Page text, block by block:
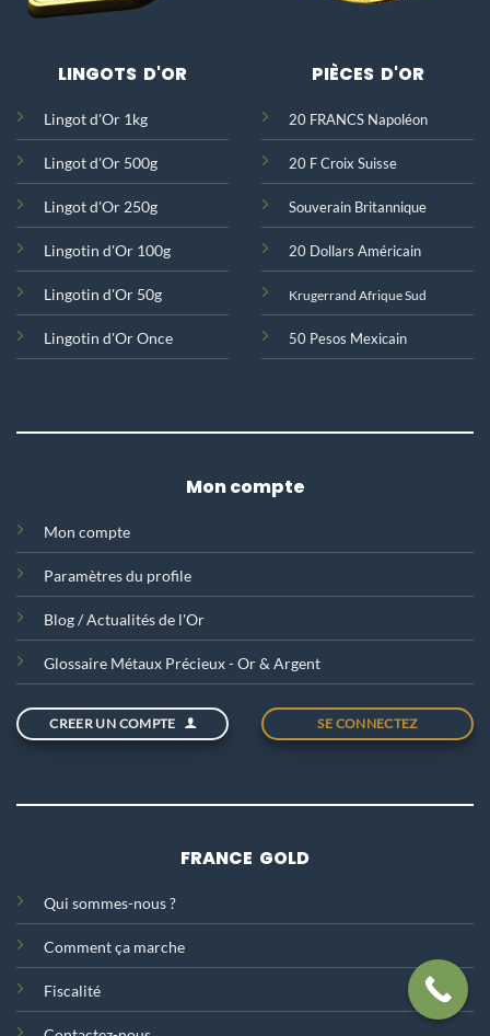
LINGOTS D'OR
Lingot d'Or 1kg
Lingot d'Or 500g
Lingot d'Or 250g
Lingotin d'Or 100g
Lingotin d'Or 50g
Lingotin d'Or Once
PIÈCES D'OR
20 FRANCS Napoléon
20 F Croix Suisse
Souverain Britannique
20 Dollars Américain
Krugerrand Afrique Sud
50 Pesos Mexicain
Mon compte
Mon compte
Paramètres du profile
Blog / Actualités de l'Or
Glossaire Métaux Précieux - Or & Argent
CREER UN COMPTE SE CONNECTEZ
FRANCE GOLD
Qui sommes-nous ?
Comment ça marche
Fiscalité